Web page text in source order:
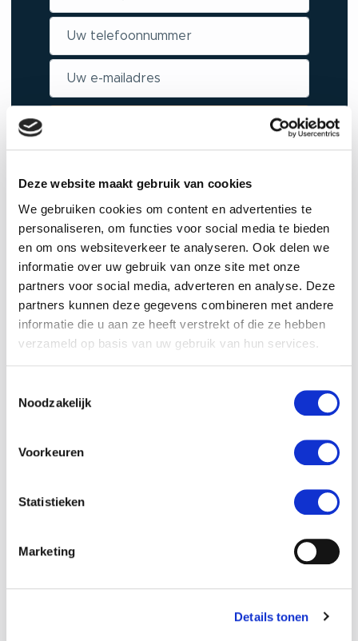
Deze website maakt gebruik van cookies
We gebruiken cookies om content en advertenties te
personaliseren, om functies voor social media te bieden
en om ons websiteverkeer te analyseren. Ook delen we
informatie over uw gebruik van onze site met onze
partners voor social media, adverteren en analyse. Deze
partners kunnen deze gegevens combineren met andere
informatie die u aan ze heeft verstrekt of die ze hebben
verzameld op basis van uw gebruik van hun services.
Noodzakelijk
Voorkeuren
Statistieken
Marketing
Details tonen
Wilt u meer weten over de verwerking
van deze gegevens, raadpleeg onze
privacyverklaring.